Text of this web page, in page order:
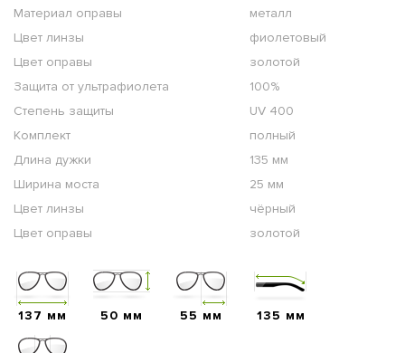
Материал оправы
металл
Цвет линзы
фиолетовый
Цвет оправы
золотой
Защита от ультрафиолета
100%
Степень защиты
UV 400
Комплект
полный
Длина дужки
135 мм
Ширина моста
25 мм
Цвет линзы
чёрный
Цвет оправы
золотой
137 мм 50 мм 55 мм 135 мм